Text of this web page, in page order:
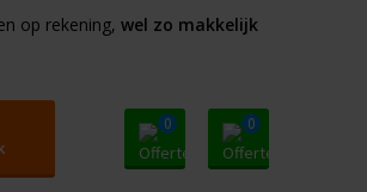
op rekening, wel zo makkelijk
0 0